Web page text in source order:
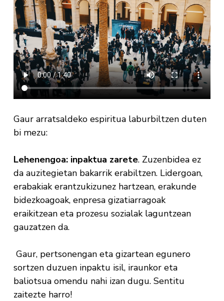
Gaur arratsaldeko espiritua laburbiltzen duten
bi mezu:
Lehenengoa: inpaktua zarete. Zuzenbidea ez
da auzitegietan bakarrik erabiltzen. Lidergoan,
erabakiak erantzukizunez hartzean, erakunde
bidezkoagoak, enpresa gizatiarragoak
eraikitzean eta prozesu sozialak laguntzean
gauzatzen da.
Gaur, pertsonengan eta gizartean egunero
sortzen duzuen inpaktu isil, iraunkor eta
baliotsua omendu nahi izan dugu. Sentitu
zaitezte harro!